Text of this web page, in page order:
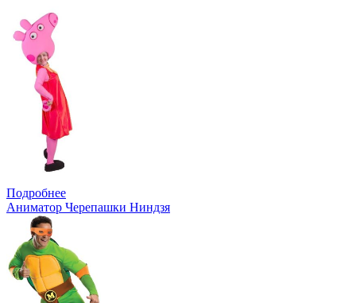
Подробнее
Аниматор Черепашки Ниндзя